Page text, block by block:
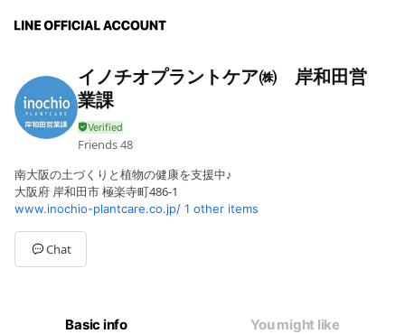
イノチオプラントケア㈱ 岸和田営
業課
Friends48
南大阪の土づくりと植物の健康を支援中♪
大阪府 岸和田市 極楽寺町486-1
www.inochio-plantcare.co.jp/ 1 other items
Chat
Basic info You might like